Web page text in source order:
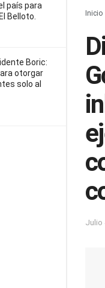
país para
Belloto.
Boric:
otorgar
solo al
Inicio
Julio